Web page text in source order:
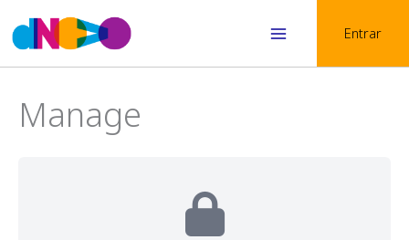
to
content
Entrar
Manage